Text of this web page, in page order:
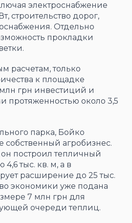
электроснабжение
строительство дорог,
Отдельно
прокладки
расчетам, только
к площадке
грн инвестиций и
протяженностью около 3,5
парка, Бойко
собственный агробизнес.
он построил тепличный
тыс. кв. м, а в
расширение до 25 тыс.
экономики уже подана
7 млн грн для
очереди теплиц.